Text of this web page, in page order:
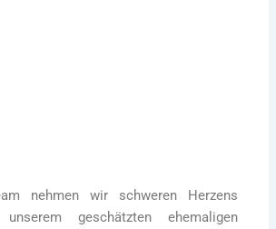
nehmen wir schweren Herzens
geschätzten ehemaligen